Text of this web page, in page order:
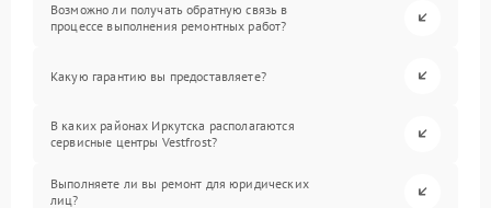
Возможно ли получать обратную связь в
процессе выполнения ремонтных работ?
Какую гарантию вы предоставляете?
В каких районах Иркутска располагаются
сервисные центры Vestfrost?
Выполняете ли вы ремонт для юридических
лиц?